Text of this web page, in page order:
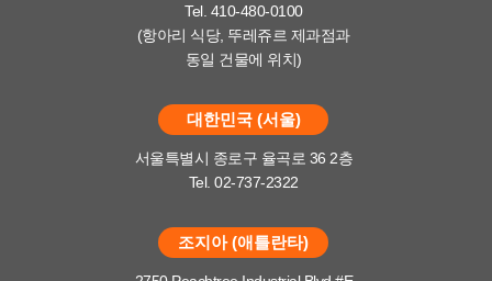
Tel. 410-480-0100
(항아리 식당, 뚜레쥬르 제과점과
동일 건물에 위치)
대한민국 (서울)
서울특별시 종로구 율곡로 36 2층
Tel. 02-737-2322
조지아 (애틀란타)